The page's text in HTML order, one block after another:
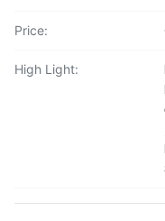
Price:
High Light: